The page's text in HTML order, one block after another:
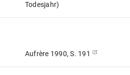
Todesjahr)
Aufrère 1990, S. 191